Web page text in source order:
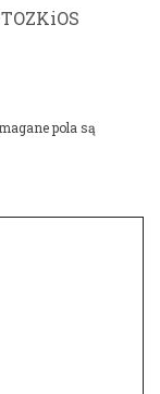
pola są